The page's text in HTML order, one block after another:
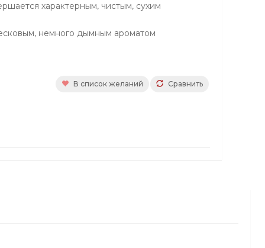
характерным, чистым, сухим
немного дымным apoмaтoм
Сравнить
В список желаний